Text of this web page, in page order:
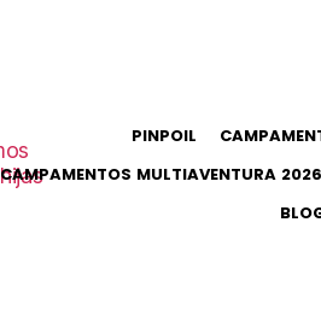
PINPOIL
CAMPAMENTOS MULTIAVENTURA 2026